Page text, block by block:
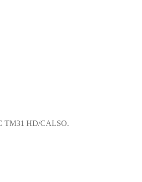
TM31 HD/CALSO.